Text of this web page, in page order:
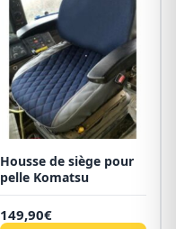
Housse de siège pour
pelle Komatsu
149,90€